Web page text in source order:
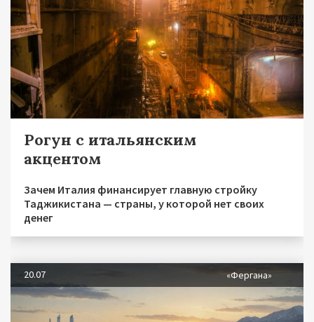
Рогун с итальянским
акцентом
Зачем Италия финансирует главную стройку
Таджикистана — страны, у которой нет своих
денег
20.07 «Фергана»